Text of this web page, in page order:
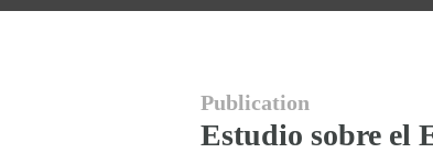
Publication
Estudio sobre el